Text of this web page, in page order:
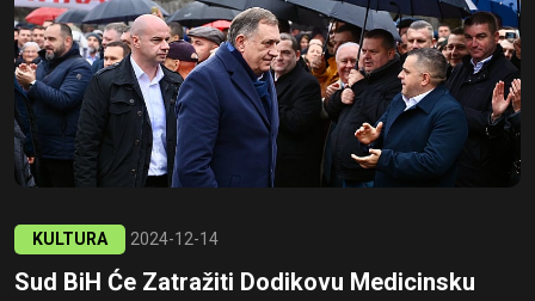
KULTURA 2024-12-14
Sud BiH Će Zatražiti Dodikovu Medicinsku